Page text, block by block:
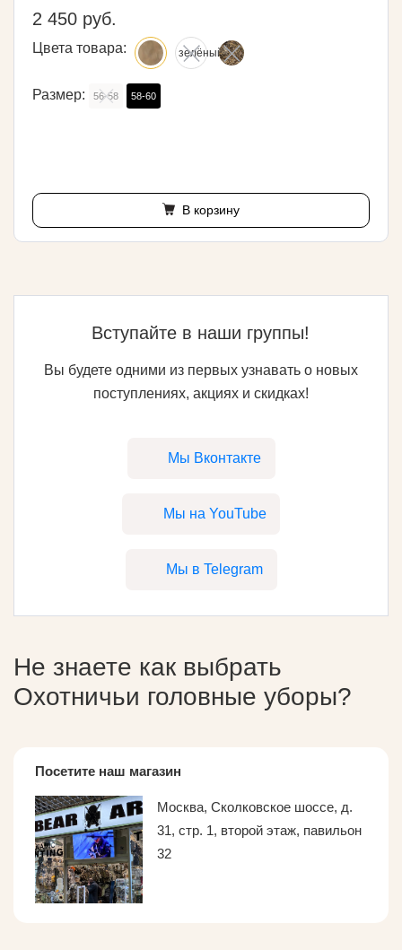
2 450 руб.
Цвета товара:
Размер: 56-58 58-60
В корзину
Вступайте в наши группы!
Вы будете одними из первых узнавать о новых
поступлениях, акциях и скидках!
Мы Вконтакте
Мы на YouTube
Мы в Telegram
Не знаете как выбрать
Охотничьи головные уборы?
Посетите наш магазин
Москва, Сколковское шоссе, д.
31, стр. 1, второй этаж, павильон
32